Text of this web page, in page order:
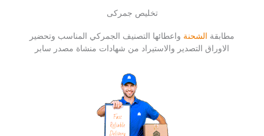
تخليص جمركى
مطابقة الشحنة واعطائها التصنيف الجمركي المناسب وتحضير
الاوراق التصدير والاستيراد من شهادات منشاة مصدر سابر